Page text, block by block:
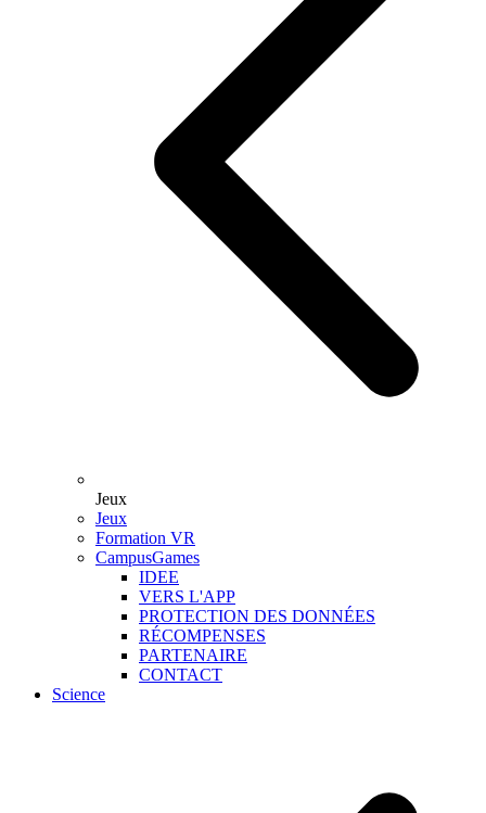
Jeux
Jeux
Formation VR
CampusGames
IDEE
VERS L'APP
PROTECTION DES DONNÉES
RÉCOMPENSES
PARTENAIRE
CONTACT
Science